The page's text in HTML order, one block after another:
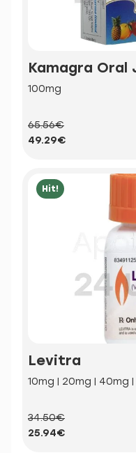
Kamagra Oral
100mg
65.56€
49.29€
Hit!
Levitra
10mg | 20mg | 40mg
34.50€
25.94€